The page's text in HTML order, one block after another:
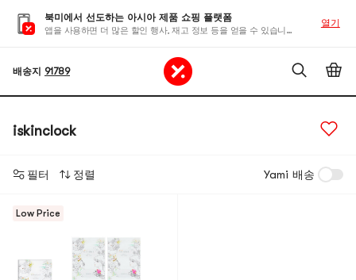
북미에서 선도하는 아시아 제품 쇼핑 플랫폼
앱을 사용하면 더 많은 할인 행사, 재고 정보 등을 얻을 수 있습니다
열기
배송지 91789
iskinclock
필터 정렬 Yami 배송
Low Price